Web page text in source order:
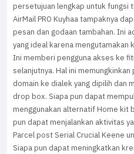
persetujuan lengkap untuk fungsi
AirMail PRO Kuyhaa tampaknya
pesan dan godaan tambahan. Ini
yang ideal karena mengutamakan
Ini memberi pengguna akses ke
selanjutnya. Hal ini
domain ke dialek yang dipilih dan
drop box. Siapa pun dapat
menggunakan alternatif Home
pun dapat menjalankan aktivitas
Parcel post Serial Crucial Keene
Siapa pun dapat meningkatkan